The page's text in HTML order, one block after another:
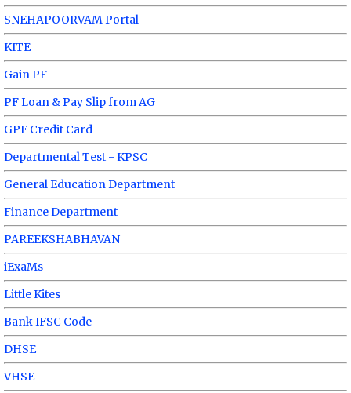
SNEHAPOORVAM Portal
KITE
Gain PF
PF Loan & Pay Slip from AG
GPF Credit Card
Departmental Test - KPSC
General Education Department
Finance Department
PAREEKSHABHAVAN
iExaMs
Little Kites
Bank IFSC Code
DHSE
VHSE